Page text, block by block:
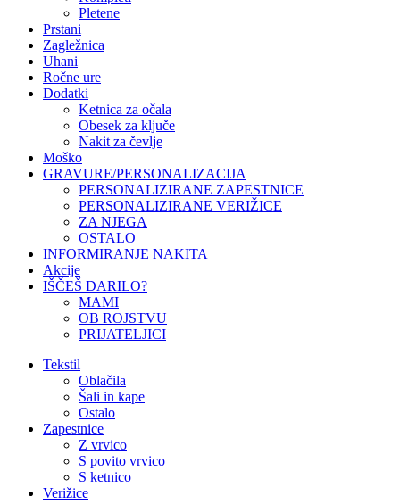
Pletene
Prstani
Zagležnica
Uhani
Ročne ure
Dodatki
Ketnica za očala
Obesek za ključe
Nakit za čevlje
Moško
GRAVURE/PERSONALIZACIJA
PERSONALIZIRANE ZAPESTNICE
PERSONALIZIRANE VERIŽICE
ZA NJEGA
OSTALO
INFORMIRANJE NAKITA
Akcije
IŠČEŠ DARILO?
MAMI
OB ROJSTVU
PRIJATELJICI
Tekstil
Oblačila
Šali in kape
Ostalo
Zapestnice
Z vrvico
S povito vrvico
S ketnico
Verižice